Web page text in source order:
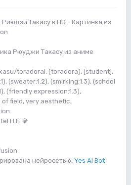
Такасу в HD - Картинка из
Рюуджи Такасу из аниме
toradora!, (toradora), [student],
(sweater:1.2), (smirking:1.3), (school
(friendly expression:1.3),
field, very aesthetic.
H.F. 💎
нейросетью: Yes Ai Bot